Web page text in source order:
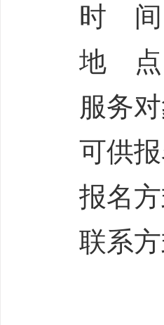
时 间
地 点
服务
可供
报名
联系